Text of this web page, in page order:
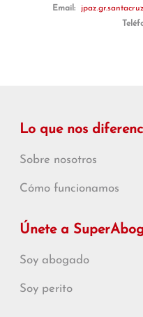
Email:
Lo que nos
Sobre nosotros
Cómo funcionamos
Únete a
Soy abogado
Soy perito